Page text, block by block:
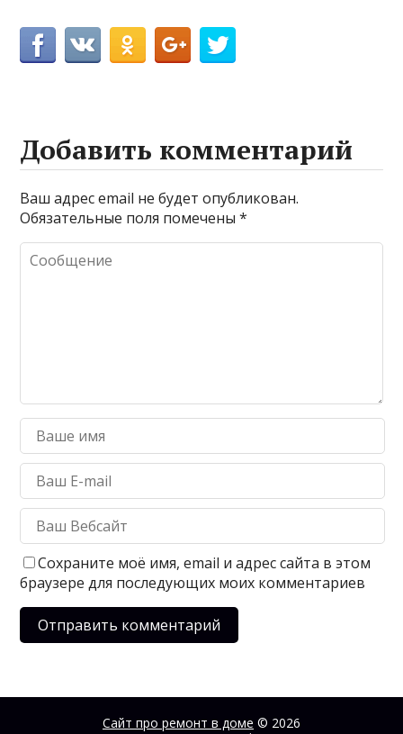
Добавить комментарий
Ваш адрес email не будет опубликован.
Обязательные поля помечены*
Сохраните моё имя, email и адрес сайта в этом
браузере для последующих моих комментариев
Сайт про ремонт в доме © 2026